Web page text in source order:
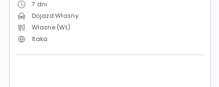
7 dni
Dojazd Własny
Własne (WŁ)
Itaka